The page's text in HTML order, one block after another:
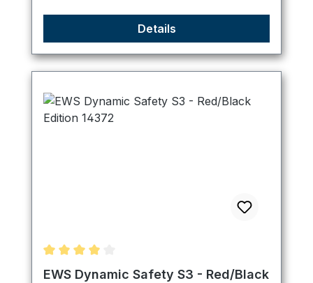
Details
Durchschnittliche Bewertung von 4 von 5 Sternen
EWS Dynamic Safety S3 - Red/Black